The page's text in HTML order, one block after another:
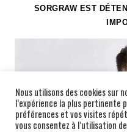
SORGRAW EST
Nous utilisons des cookies sur
l’expérience la plus pertinente
préférences et vos visites
vous consentez à l’utilisation